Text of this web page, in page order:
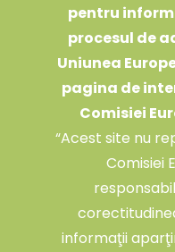
pentru
procesul de
Uniunea
pagina de
Comisiei
“Acest site nu
Comisiei
informaţii